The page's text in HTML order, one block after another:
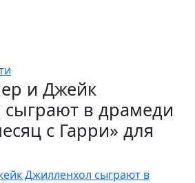
и Джейк
в драмеди
с Гарри» для
Джилленхол сыграют в